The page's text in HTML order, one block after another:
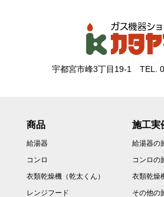
宇都宮市峰3丁目19-1 TEL.
商品
給湯器
コンロ
衣類乾燥機（乾太くん）
レンジフード
施工実
給湯器の
コンロの
衣類乾燥
その他の